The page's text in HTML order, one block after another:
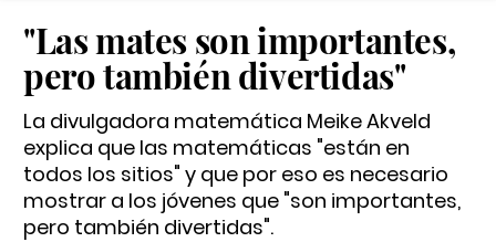
"Las mates son importantes,
pero también divertidas"
La divulgadora matemática Meike Akveld
explica que las matemáticas "están en
todos los sitios" y que por eso es necesario
mostrar a los jóvenes que "son importantes,
pero también divertidas".